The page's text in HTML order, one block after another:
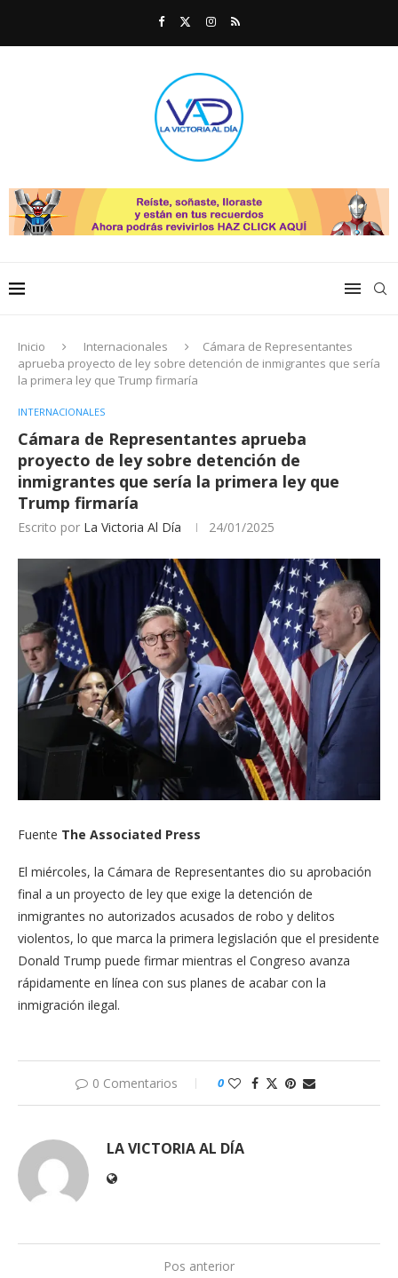
Inicio Internacionales
Cámara de Representantes
aprueba proyecto de ley sobre detención de inmigrantes que sería
la primera ley que Trump firmaría
INTERNACIONALES
Cámara de Representantes aprueba
proyecto de ley sobre detención de
inmigrantes que sería la primera ley que
Trump firmaría
Escrito por La Victoria Al Día 24/01/2025
Fuente The Associated Press
El miércoles, la Cámara de Representantes dio su aprobación
final a un proyecto de ley que exige la detención de
inmigrantes no autorizados acusados de robo y delitos
violentos, lo que marca la primera legislación que el presidente
Donald Trump puede firmar mientras el Congreso avanza
rápidamente en línea con sus planes de acabar con la
inmigración ilegal.
0 Comentarios 0
LA VICTORIA AL DÍA
Pos anterior